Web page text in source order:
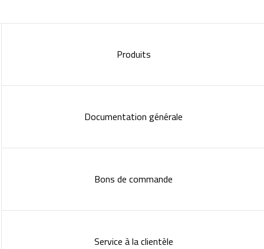
Produits
Documentation générale
Bons de commande
Service à la clientèle